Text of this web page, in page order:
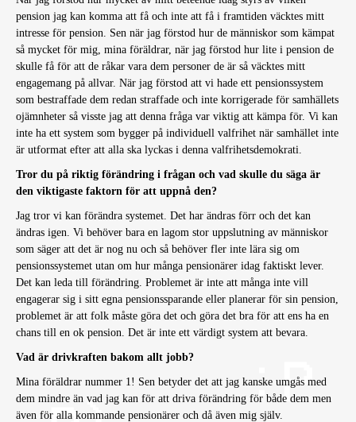
pension jag kan komma att få och inte att få i framtiden väcktes mitt
intresse för pension. Sen när jag förstod hur de människor som kämpat
så mycket för mig, mina föräldrar, när jag förstod hur lite i pension de
skulle få för att de råkar vara dem personer de är så väcktes mitt
engagemang på allvar. När jag förstod att vi hade ett pensionssystem
som bestraffade dem redan straffade och inte korrigerade för samhällets
ojämnheter så visste jag att denna fråga var viktig att kämpa för. Vi kan
inte ha ett system som bygger på individuell valfrihet när samhället inte
är utformat efter att alla ska lyckas i denna valfrihetsdemokrati.
Tror du på riktig förändring i frågan och vad skulle du säga är
den viktigaste faktorn för att uppnå den?
Jag tror vi kan förändra systemet. Det har ändras förr och det kan
ändras igen. Vi behöver bara en lagom stor uppslutning av människor
som säger att det är nog nu och så behöver fler inte lära sig om
pensionssystemet utan om hur många pensionärer idag faktiskt lever.
Det kan leda till förändring. Problemet är inte att många inte vill
engagerar sig i sitt egna pensionssparande eller planerar för sin pension,
problemet är att folk måste göra det och göra det bra för att ens ha en
chans till en ok pension. Det är inte ett värdigt system att bevara.
Vad är drivkraften bakom allt jobb?
Mina föräldrar nummer 1! Sen betyder det att jag kanske umgås med
dem mindre än vad jag kan för att driva förändring för både dem men
även för alla kommande pensionärer och då även mig själv.